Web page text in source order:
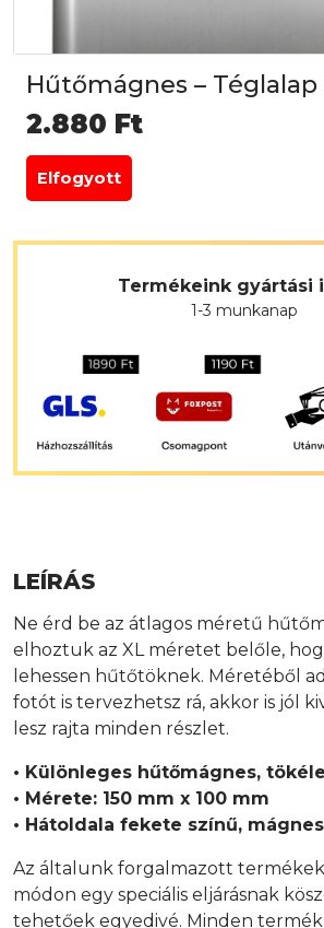
Hűtőmágnes – Téglalap
2.880 Ft
Elfogyott
Termékeink gyártási
1-3 munkanap
LEÍRÁS
Ne érd be az átlagos méretű
elhoztuk az XL méretet belőle,
lehessen hűtőtöknek. Méretéből
fotót is tervezhetsz rá, akkor is jól
lesz rajta minden részlet.
• Különleges hűtőmágnes,
• Mérete: 150 mm x 100 mm
• Hátoldala fekete színű,
Az általunk forgalmazott
módon egy speciális eljárásnak
tehetőek egyedivé. Minden